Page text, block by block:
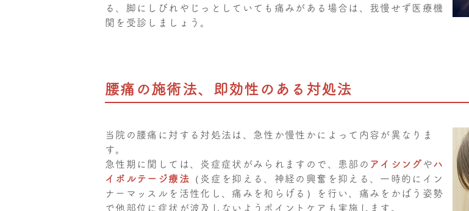
る、脚にしびれやじっとしていても痛みがある場合は、我慢せず医療機
関を受診しましょう。
腰痛の施術法、即効性のある対処法
当院の腰痛に対する対処法は、急性か慢性かによって内容が異なりま
す。
急性期に関しては、炎症症状がみられますので、患部の アイシングやハ
イボルテージ療法 （炎症を抑える、神経の興奮を抑える、一時的にイン
ナーマッスルを活性化し、痛みを和らげる）を行い、痛みをかばう姿勢
で他部位に症状が波及しないようポイントケアも実施します。